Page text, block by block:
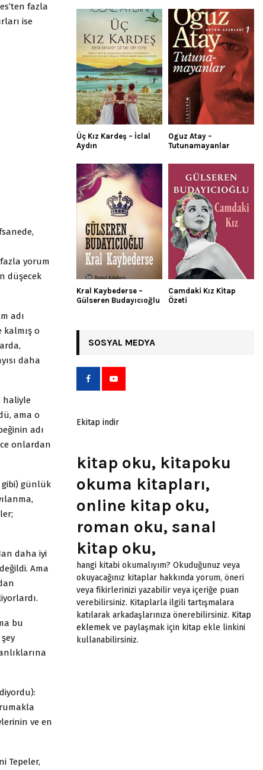
fazla
ise
yorum
düşecek
adı
kalmış o
daha
haliyle
ama o
adı
onlardan
gibi) günlük
daha iyi
Ama
bu
ve en
Tepeler,
Üç Kız Kardeş – İclal
Aydın
Oguz Atay –
Tutunamayanlar
Kral Kaybederse –
Gülseren Budayıcıoğlu
Camdaki Kız Kitap
Özeti
SOSYAL MEDYA
Ekitap indir
kitap oku, kitapoku
okuma kitapları,
online kitap oku,
roman oku, sanal
kitap oku,
hangi kitabi okumalıyım? Okuduğunuz veya
okuyacağınız kitaplar hakkında yorum, öneri
veya fikirlerinizi yazabilir veya içeriğe puan
verebilirsiniz. Kitaplarla ilgili tartışmalara
katılarak arkadaşlarınıza önerebilirsiniz. Kitap
eklemek ve paylaşmak için kitap ekle linkini
kullanabilirsiniz.